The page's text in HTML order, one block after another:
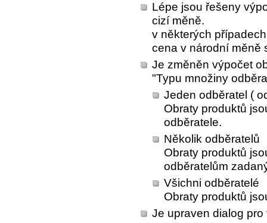
Lépe jsou řešeny
cizí měně.
v některých
cena v národní měně
Je změněn výpočet
"Typu množiny
Jeden odběratel (
Obraty produktů
odběratele.
Několik odběratelů
Obraty produktů
odběratelům
Všichni odběratelé
Obraty produktů
Je upraven dialog